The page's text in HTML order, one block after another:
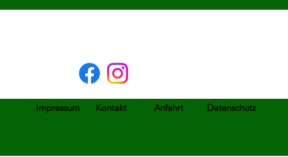
Impressum Kontakt Anfahrt Datenschutz